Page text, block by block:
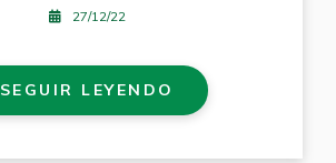
27/12/22
SEGUIR LEYENDO